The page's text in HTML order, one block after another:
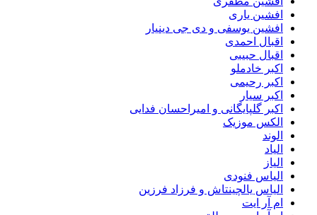
افشین یاری
افشین یوسفی و دی جی دینیار
اقبال احمدی
اقبال حبیبی
اکبر خادملو
اکبر رحیمی
اکبر سیار
اکبر گلپایگانی و امیراحسان فدایی
الکس موزیک
الوند
الیاد
الیاز
الیاس فنودی
الیاس یالچینتاش و فرزاد فرزین
ام آر ایت